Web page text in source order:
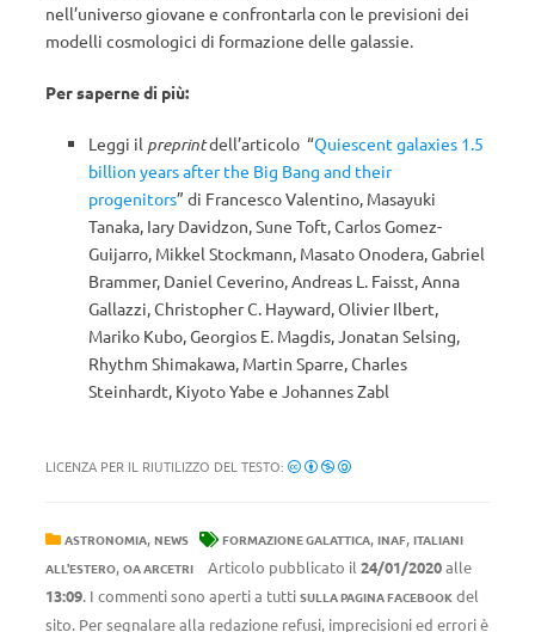
nell’universo giovane e confrontarla con le previsioni dei
modelli cosmologici di formazione delle galassie.
Per saperne di più:
Leggi il preprintdell’articolo “Quiescent galaxies 1.5
billion years after the Big Bang and their
progenitors” di Francesco Valentino, Masayuki
Tanaka, Iary Davidzon, Sune Toft, Carlos Gomez-
Guijarro, Mikkel Stockmann, Masato Onodera, Gabriel
Brammer, Daniel Ceverino, Andreas L. Faisst, Anna
Gallazzi, Christopher C. Hayward, Olivier Ilbert,
Mariko Kubo, Georgios E. Magdis, Jonatan Selsing,
Rhythm Shimakawa, Martin Sparre, Charles
Steinhardt, Kiyoto Yabe e Johannes Zabl
LICENZA PER IL RIUTILIZZO DEL TESTO:
ASTRONOMIA, NEWS FORMAZIONE GALATTICA, INAF, ITALIANI
ALL'ESTERO, OA ARCETRI Articolo pubblicato il 24/01/2020alle
13:09. I commenti sono aperti a tutti SULLA PAGINA FACEBOOK del
sito. Per segnalare alla redazione refusi, imprecisioni ed errori è